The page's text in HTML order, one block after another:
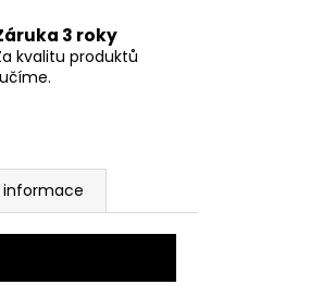
3 roky
kvalitu produktů